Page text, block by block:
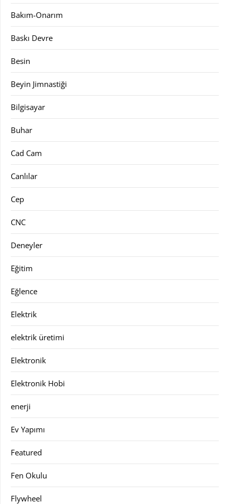
Bakım-Onarım
Baskı Devre
Besin
Beyin Jimnastiği
Bilgisayar
Buhar
Cad Cam
Canlılar
Cep
CNC
Deneyler
Eğitim
Eğlence
Elektrik
elektrik üretimi
Elektronik
Elektronik Hobi
enerji
Ev Yapımı
Featured
Fen Okulu
Flywheel